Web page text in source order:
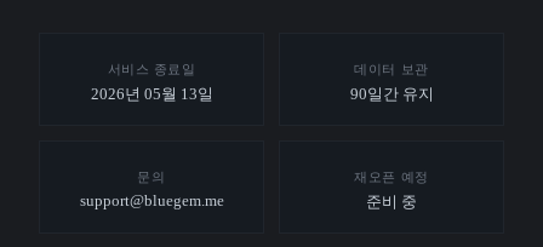
서비스 종료일
2026년 05월 13일
데이터 보관
90일간 유지
문의
support@bluegem.me
재오픈 예정
준비 중